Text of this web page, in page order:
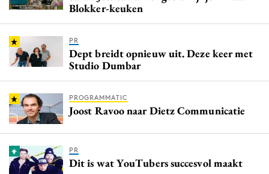
Blokker-keuken
PR
Dept breidt opnieuw uit. Deze keer met
Studio Dumbar
PROGRAMMATIC
Joost Ravoo naar Dietz Communicatie
PR
Dit is wat YouTubers succesvol maakt